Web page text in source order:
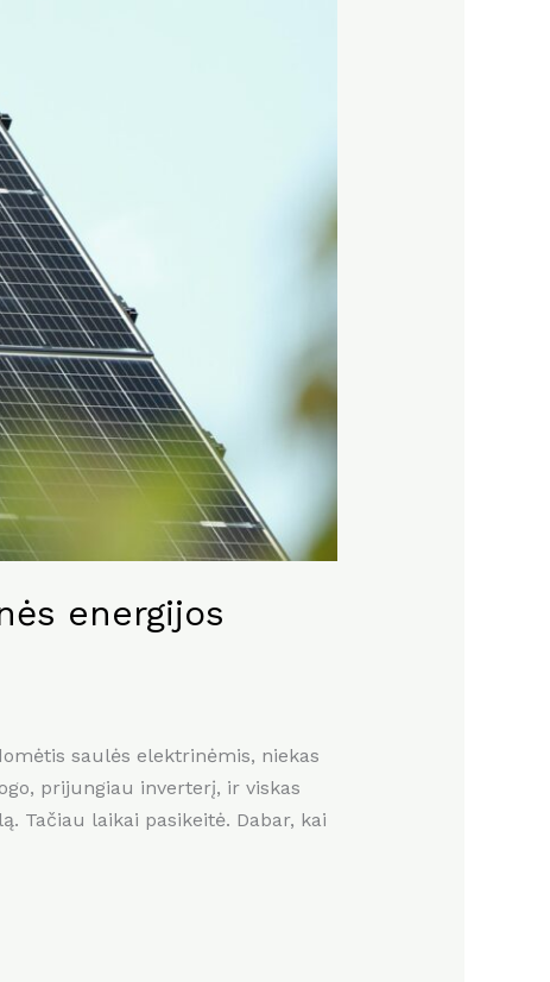
energijos
saulės elektrinėmis, niekas
prijungiau inverterį, ir viskas
Tačiau laikai pasikeitė. Dabar, kai